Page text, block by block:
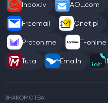
Inbox.lv AOL.com
Freemail Onet.pl
Proton.me T-online
Tuta Emailn
ЗНАКОМСТВА